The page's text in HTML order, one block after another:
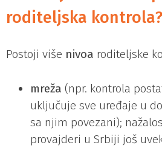
roditeljska kontrola?
Postoji više nivoa roditeljske
mreža (npr. kontrola
uključuje sve uređaje u
sa njim povezani);
provajderi u Srbiji još